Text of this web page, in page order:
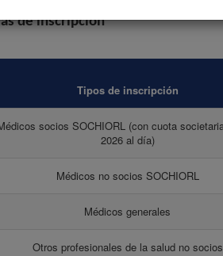
de inscripción
Tipos de inscripción
socios SOCHIORL (con cuota
2026 al día)
Médicos no socios SOCHIORL
Médicos generales
Otros profesionales de la salud no socios